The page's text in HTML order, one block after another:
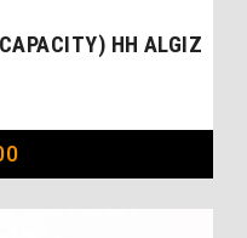
HH ALGIZ